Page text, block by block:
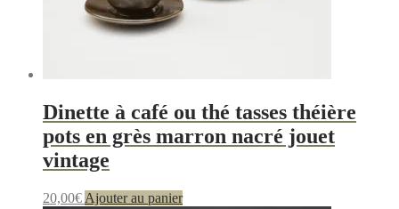
Dinette à café ou thé tasses théière
pots en grès marron nacré jouet
vintage
20,00€ Ajouter au panier